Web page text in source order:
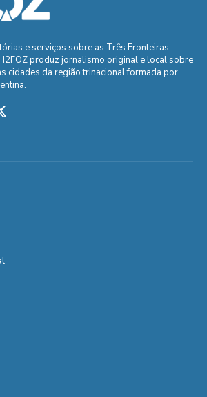
e serviços sobre as Três Fronteiras.
produz jornalismo original e local sobre
cidades da região trinacional formada por